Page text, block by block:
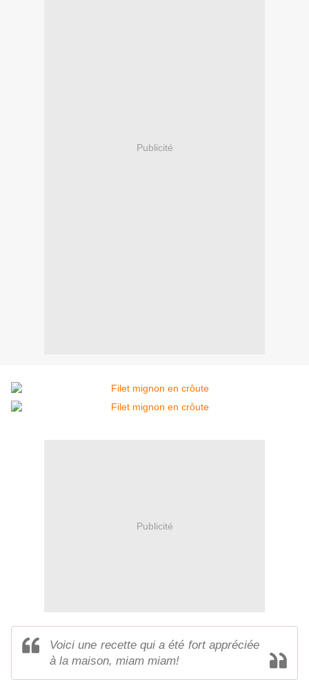
Publicité
Publicité
Voici une recette qui a été fort appréciée
à la maison, miam miam!